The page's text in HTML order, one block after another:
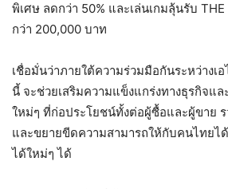
พิเศษ ลดกว่า 50% และเล่นเกมลุ้นรับ
กว่า 200,000 บาท
เชื่อมั่นว่าภายใต้ความร่วมมือกันระหว่างเ
นี้ จะช่วยเสริมความแข็งแกร่งทางธุรกิจแ
ใหม่ๆ ที่ก่อประโยชน์ทั้งต่อผู้ซื้อและผู้ขาย
และขยายขีดความสามารถให้กับคนไทยไ
ได้ใหม่ๆ ได้